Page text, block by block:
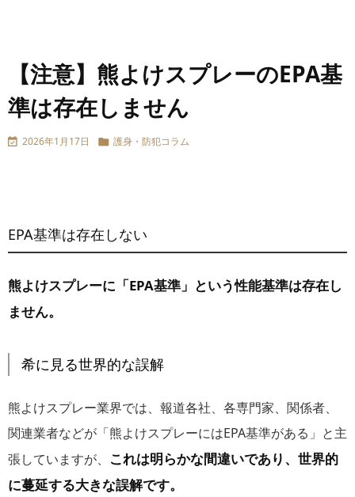
【注意】熊よけスプレーのEPA基
準は存在しません
 2026年1月17日  護身・防犯コラム
EPA基準は存在しない
熊よけスプレーに「EPA基準」という性能基準は存在し
ません。
希に見る世界的な誤解
熊よけスプレー業界では、報道各社、各専門家、関係者、
関連業者などが「熊よけスプレーにはEPA基準がある」と主
張していますが、 これは明らかな間違いであり、世界的
に蔓延する大きな誤解です。